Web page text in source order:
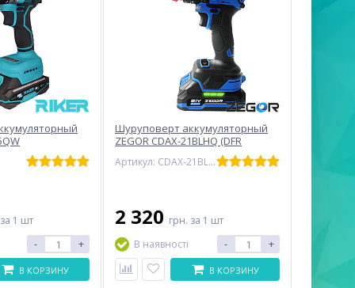
за 1 шт
- +
В КОРЗИНУ
Шуруповерт аккумуляторный
ZEGOR CDAX-21BLHQ (DFR
патрон, 21В, 2 А/ч, в кейсе)
(Серия X)
Артикул: CDAX-21BLHQ
2 320 грн. за 1 шт
В наявності
- +
В КОРЗИНУ